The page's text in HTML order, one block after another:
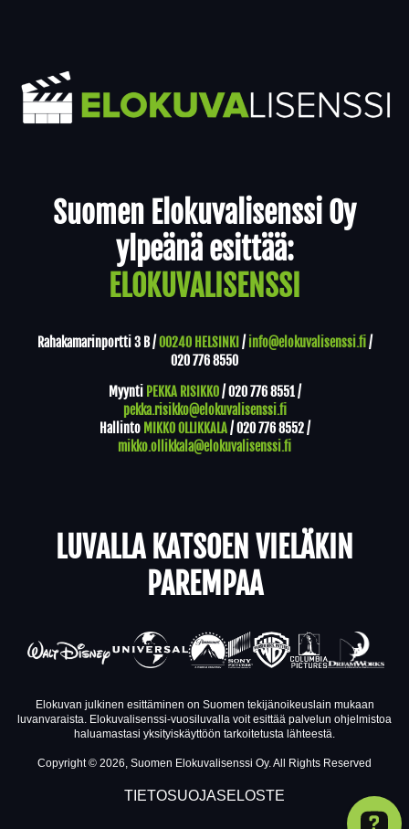
Suomen Elokuvalisenssi Oy
ylpeänä esittää:
ELOKUVALISENSSI
Rahakamarinportti 3 B /00240 HELSINKI / info@elokuvalisenssi.fi/
020 776 8550
Myynti PEKKA RISIKKO/020 776 8551/
pekka.risikko@elokuvalisenssi.fi
Hallinto MIKKO OLLIKKALA/020 776 8552/
mikko.ollikkala@elokuvalisenssi.fi
LUVALLA KATSOEN VIELÄKIN
PAREMPAA
Elokuvan julkinen esittäminen on Suomen tekijänoikeuslain mukaan
luvanvaraista. Elokuvalisenssi-vuosiluvalla voit esittää palvelun ohjelmistoa
haluamastasi yksityiskäyttöön tarkoitetusta lähteestä.
Copyright © 2026, Suomen Elokuvalisenssi Oy. All Rights Reserved
TIETOSUOJASELOSTE